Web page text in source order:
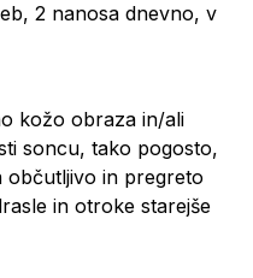
2 nanosa dnevno, v
kožo obraza in/ali
soncu, tako pogosto,
in pregreto
in otroke starejše